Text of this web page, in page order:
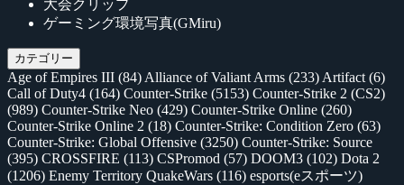
大会クリップ
ゲーミング環境写真(GMiru)
カテゴリー
Age of Empires III (84) Alliance of Valiant Arms (233) Artifact (6)
Call of Duty4 (164) Counter-Strike (5153) Counter-Strike 2 (CS2)
(989) Counter-Strike Neo (429) Counter-Strike Online (260)
Counter-Strike Online 2 (18) Counter-Strike: Condition Zero (63)
Counter-Strike: Global Offensive (3250) Counter-Strike: Source
(395) CROSSFIRE (113) CSPromod (57) DOOM3 (102) Dota 2
(1206) Enemy Territory QuakeWars (116) esports(eスポーツ)